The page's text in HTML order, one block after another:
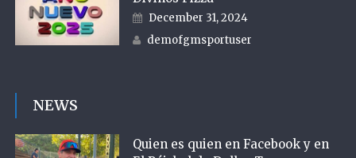
Posted on
December 31, 2024
Author
demofgmsportuser
NEWS
Quien es quien en Facebook y en